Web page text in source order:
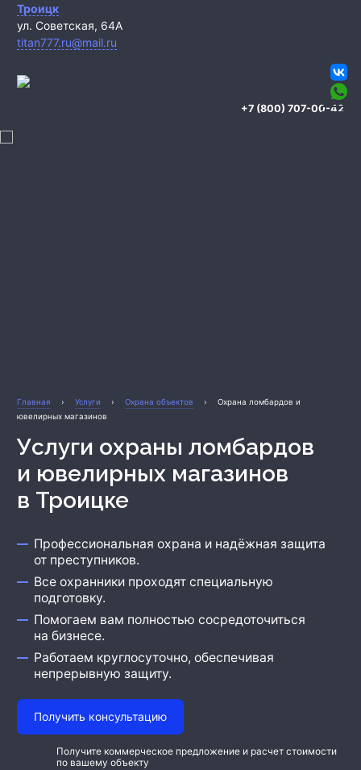
Троицк
ул. Советская, 64А
titan777.ru@mail.ru
+7 (800) 707-00-42
Главная › Услуги › Охрана объектов ›
Охрана ломбардов и
ювелирных магазинов
Услуги охраны ломбардов
и ювелирных магазинов
в Троицке
Профессиональная охрана и надёжная защита
от преступников.
Все охранники проходят специальную
подготовку.
Помогаем вам полностью сосредоточиться
на бизнесе.
Работаем круглосуточно, обеспечивая
непрерывную защиту.
Получить консультацию
Получите коммерческое предложение и расчет стоимости
по вашему объекту